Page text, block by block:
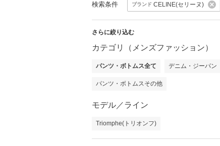
検索条件 ブランド CELINE(セリーヌ)
さらに絞り込む
カテゴリ（メンズファッション）
パンツ・ボトムス全て デニム・ジーパン
パンツ・ボトムスその他
モデル／ライン
Triomphe(トリオンフ)